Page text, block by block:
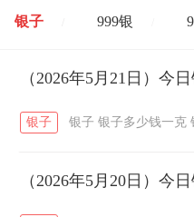
银子 999银
开国纪念币
菜百 周生生
六福 / 金至尊
（2026年5月21日）今
银子 银子 银子多少钱一克
（2026年5月20日）今